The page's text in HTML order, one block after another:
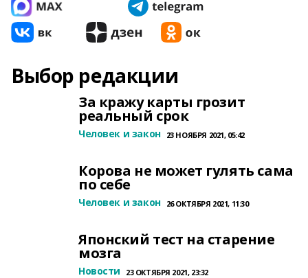
Выбор редакции
За кражу карты грозит
реальный срок
Человек и закон 23 НОЯБРЯ 2021, 05:42
Корова не может гулять сама
по себе
Человек и закон 26 ОКТЯБРЯ 2021, 11:30
Японский тест на старение
мозга
Новости 23 ОКТЯБРЯ 2021, 23:32